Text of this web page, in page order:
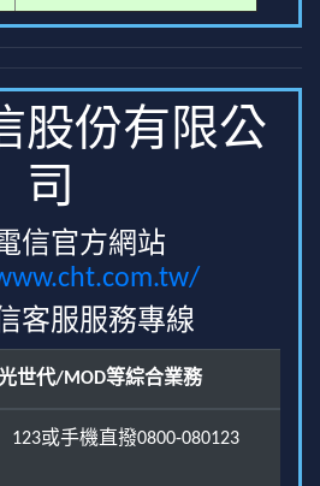
股份有限公
司
信官方網站
客服服務專線
世代/MOD等綜合業務
123或手機直撥0800-080123